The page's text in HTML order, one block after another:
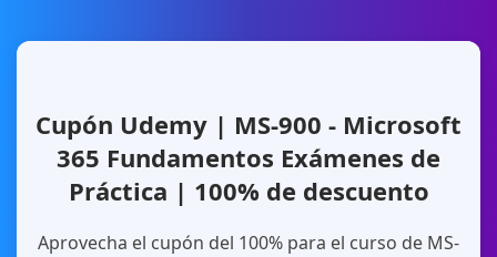
Cupón Udemy | MS-900 - Microsoft
365 Fundamentos Exámenes de
Práctica | 100% de descuento
Aprovecha el cupón del 100% para el curso de MS-